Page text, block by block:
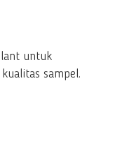
untuk
sampel.